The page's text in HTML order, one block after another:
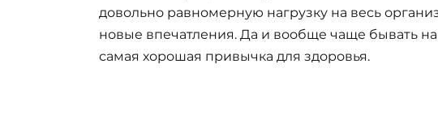
довольно равномерную нагрузку на весь
новые впечатления. Да и вообще чаще бывать на
самая хорошая привычка для здоровья.